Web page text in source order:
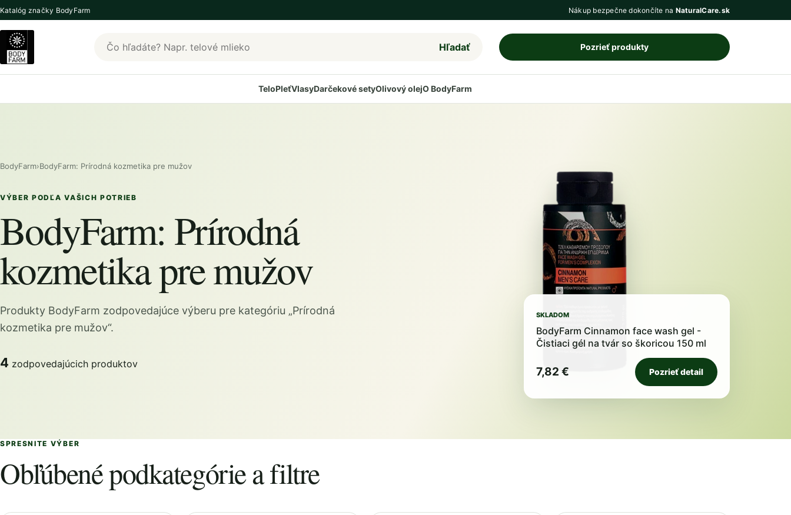
Katalóg značky BodyFarm Nákup bezpečne dokončíte na NaturalCare.sk
Hľadať produkty BodyFarm
Hľadať Pozrieť produkty
TeloPleťVlasyDarčekové setyOlivový olejO BodyFarm
BodyFarm›BodyFarm: Prírodná kozmetika pre mužov
VÝBER PODĽA VAŠICH POTRIEB
BodyFarm: Prírodná
kozmetika pre mužov
Produkty BodyFarm zodpovedajúce výberu pre kategóriu „Prírodná
kozmetika pre mužov“.
4 zodpovedajúcich produktov
SKLADOM
BodyFarm Cinnamon face wash gel -
Čistiaci gél na tvár so škoricou 150 ml
7,82 € Pozrieť detail
SPRESNITE VÝBER
Obľúbené podkategórie a filtre